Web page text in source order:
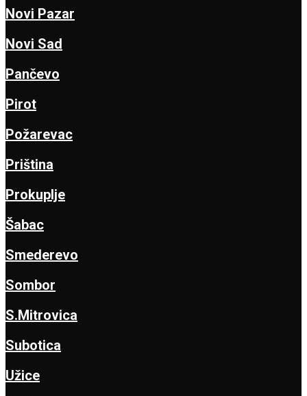
Novi Pazar
Novi Sad
Pančevo
Pirot
Požarevac
Priština
Prokuplje
Šabac
Smederevo
Sombor
S.Mitrovica
Subotica
Užice